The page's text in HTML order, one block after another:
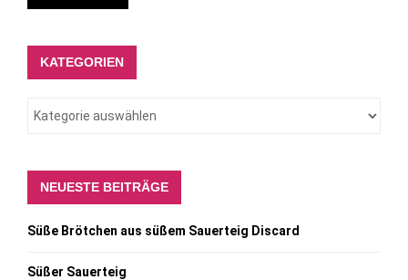
KATEGORIEN
NEUESTE BEITRÄGE
Süße Brötchen aus süßem Sauerteig Discard
Süßer Sauerteig